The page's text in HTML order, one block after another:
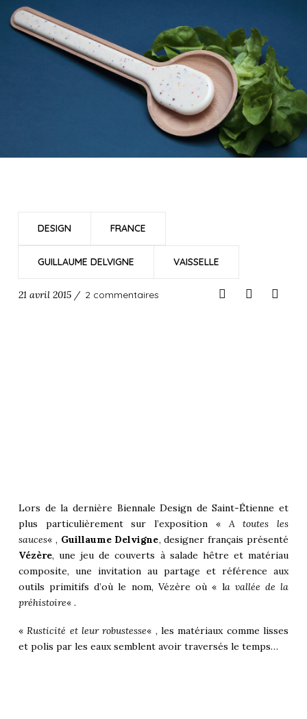
DESIGN FRANCE
GUILLAUME DELVIGNE VAISSELLE
21 avril 2015 / 2 commentaires
Lors de la dernière Biennale Design de Saint-Étienne et
plus particulièrement sur l’exposition «A toutes les
sauces« , Guillaume Delvigne, designer français présenté
Vézère, une jeu de couverts à salade hêtre et matériau
composite, une invitation au partage et référence aux
outils primitifs d’où le nom, Vézère où « la vallée de la
préhistoire« .
«Rusticité et leur robustesse« , les matériaux comme lisses
et polis par les eaux semblent avoir traversés le temps…